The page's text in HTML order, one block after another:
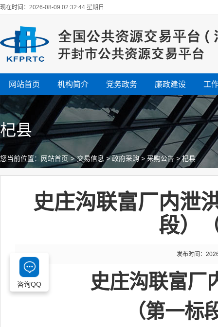
现在时间：2026-08-09 02:32:45 星期日
网站首页 机构简介 党务政务 廉政建设 工
杞县
您当前位置： 网站首页 > 交易信息 >政府采购>采购公告 >杞县
史庄沟联富厂内泄
段）
发布时间：
史庄沟联富厂
（第一
咨询QQ